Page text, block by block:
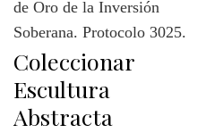
Coleccionar
Escultura
Abstracta